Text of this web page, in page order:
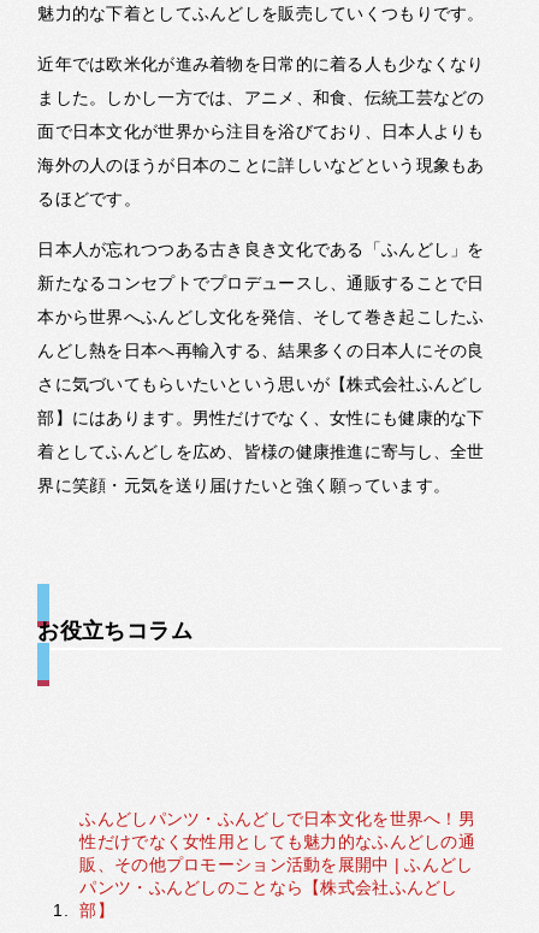
魅力的な下着としてふんどしを販売していくつもりです。
近年では欧米化が進み着物を日常的に着る人も少なくなり
ました。しかし一方では、アニメ、和食、伝統工芸などの
面で日本文化が世界から注目を浴びており、日本人よりも
海外の人のほうが日本のことに詳しいなどという現象もあ
るほどです。
日本人が忘れつつある古き良き文化である「ふんどし」を
新たなるコンセプトでプロデュースし、通販することで日
本から世界へふんどし文化を発信、そして巻き起こしたふ
んどし熱を日本へ再輸入する、結果多くの日本人にその良
さに気づいてもらいたいという思いが【株式会社ふんどし
部】にはあります。男性だけでなく、女性にも健康的な下
着としてふんどしを広め、皆様の健康推進に寄与し、全世
界に笑顔・元気を送り届けたいと強く願っています。
お役立ちコラム
ふんどしパンツ・ふんどしで日本文化を世界へ！男
性だけでなく女性用としても魅力的なふんどしの通
販、その他プロモーション活動を展開中 | ふんどし
パンツ・ふんどしのことなら【株式会社ふんどし
部】